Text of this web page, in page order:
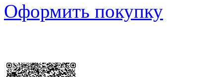
Оформить покупку